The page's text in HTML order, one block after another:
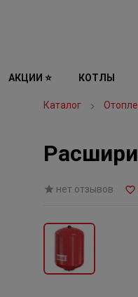
АКЦИИ ⭐ КОТЛЫ
Каталог
нет отзывов